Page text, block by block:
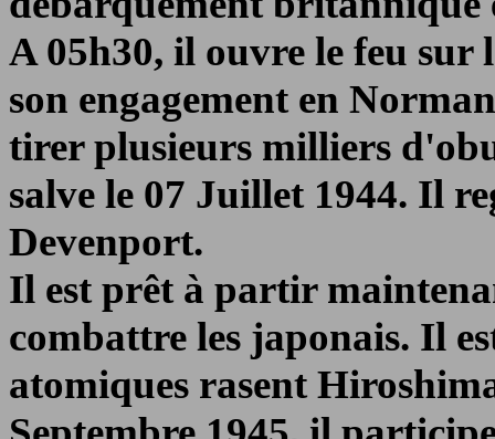
A 05h30, il ouvre le feu sur
son engagement en
tirer plusieurs milliers
salve le 07 Juillet 1944. Il
Devenport.
Il est prêt à partir
combattre les japonais. Il
atomiques rasent